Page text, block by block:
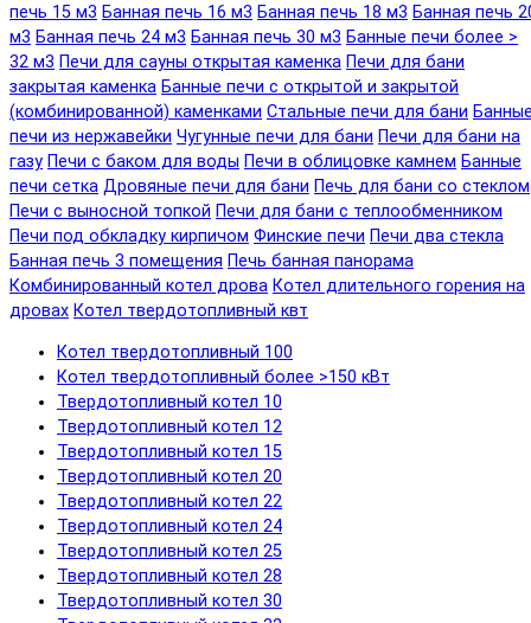
печь 15 м3 Банная печь 16 м3 Банная печь 18 м3 Банная печь
м3 Банная печь 24 м3 Банная печь 30 м3 Банные печи более >
32 м3 Печи для сауны открытая каменка Печи для бани
закрытая каменка Банные печи с открытой и закрытой
(комбинированной) каменками Стальные печи для бани
печи из нержавейки Чугунные печи для бани Печи для бани на
газу Печи с баком для воды Печи в облицовке камнем Банные
печи сетка Дровяные печи для бани Печь для бани со стеклом
Печи с выносной топкой Печи для бани с теплообменником
Печи под обкладку кирпичом Финские печи Печи два стекла
Банная печь 3 помещения Печь банная панорама
Комбинированный котел дрова Котел длительного горения на
дровах Котел твердотопливный квт
Котел твердотопливный 100
Котел твердотопливный более >150 кВт
Твердотопливный котел 10
Твердотопливный котел 12
Твердотопливный котел 15
Твердотопливный котел 20
Твердотопливный котел 22
Твердотопливный котел 24
Твердотопливный котел 25
Твердотопливный котел 28
Твердотопливный котел 30